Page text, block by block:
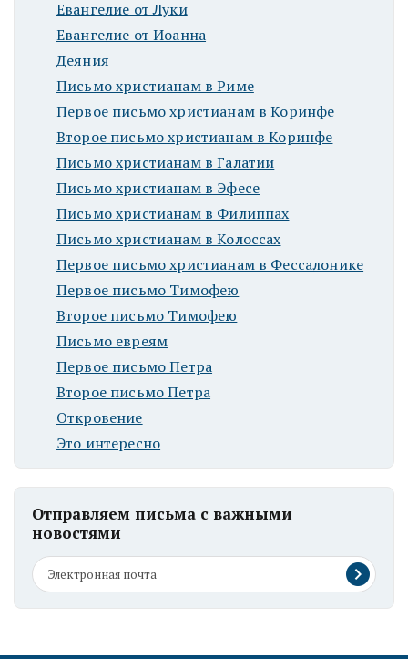
Евангелие от Луки
Евангелие от Иоанна
Деяния
Письмо христианам в Риме
Первое письмо христианам в Коринфе
Второе письмо христианам в Коринфе
Письмо христианам в Галатии
Письмо христианам в Эфесе
Письмо христианам в Филиппах
Письмо христианам в Колоссах
Первое письмо христианам в Фессалонике
Первое письмо Тимофею
Второе письмо Тимофею
Письмо евреям
Первое письмо Петра
Второе письмо Петра
Откровение
Это интересно
Отправляем письма с важными
новостями